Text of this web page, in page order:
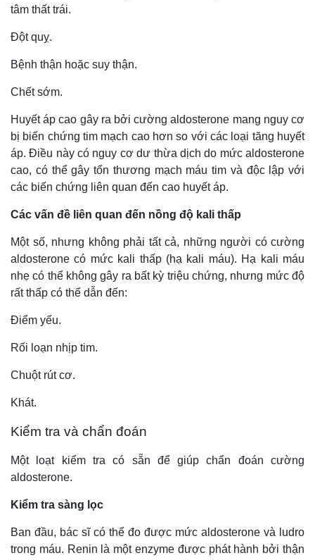
tâm thất trái.
Đột quỵ.
Bệnh thận hoặc suy thận.
Chết sớm.
Huyết áp cao gây ra bởi cường aldosterone mang nguy cơ
bị biến chứng tim mạch cao hơn so với các loại tăng huyết
áp. Điều này có nguy cơ dư thừa dịch do mức aldosterone
cao, có thể gây tổn thương mạch máu tim và độc lập với
các biến chứng liên quan đến cao huyết áp.
Các vấn đề liên quan đến nồng độ kali thấp
Một số, nhưng không phải tất cả, những người có cường
aldosterone có mức kali thấp (hạ kali máu). Hạ kali máu
nhẹ có thể không gây ra bất kỳ triệu chứng, nhưng mức độ
rất thấp có thể dẫn đến:
Điểm yếu.
Rối loạn nhịp tim.
Chuột rút cơ.
Khát.
Kiểm tra và chẩn đoán
Một loạt kiểm tra có sẵn để giúp chẩn đoán cường
aldosterone.
Kiểm tra sàng lọc
Ban đầu, bác sĩ có thể đo được mức aldosterone và ludro
trong máu. Renin là một enzyme được phát hành bởi thận